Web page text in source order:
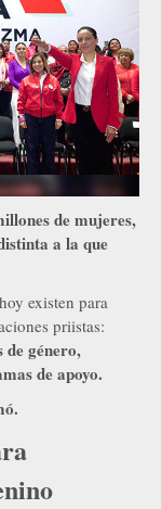
de mujeres,
a la que
existen para
priistas:
género,
de apoyo.